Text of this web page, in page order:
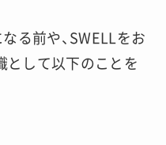
る前や、SWELLをお
として以下のことを